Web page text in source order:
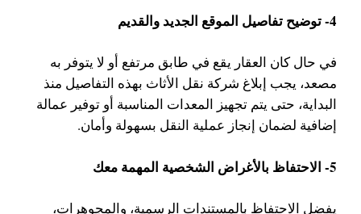
4- توضيح تفاصيل الموقع الجديد والقديم
في حال كان العقار يقع في طابق مرتفع أو لا يتوفر به
مصعد، يجب إبلاغ شركة نقل الأثاث بهذه التفاصيل منذ
البداية، حتى يتم تجهيز المعدات المناسبة أو توفير عمالة
إضافية لضمان إنجاز عملية النقل بسهولة وأمان.
5- الاحتفاظ بالأغراض الشخصية المهمة معك
يفضل الاحتفاظ بالمستندات الرسمية، والمجوهرات،